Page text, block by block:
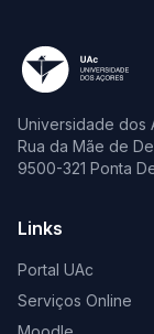
Universidade dos
Rua da Mãe de
9500-321 Ponta
Links
Portal UAc
Serviços Online